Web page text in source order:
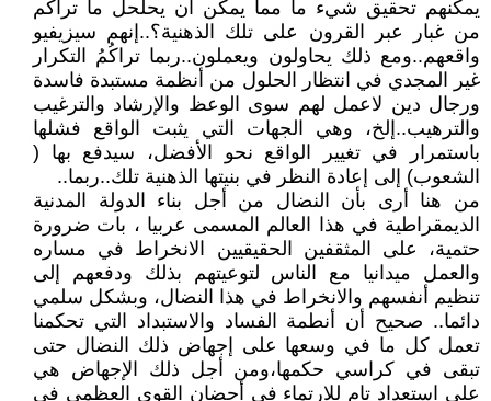
يمكنهم تحقيق شيء ما مما يمكن أن يحلحل ما تراكم
من غبار عبر القرون على تلك الذهنية؟..إنهم سيزيفيو
واقعهم..ومع ذلك يحاولون ويعملون..ربما تراكُمُ التكرار
غير المجدي في انتظار الحلول من أنظمة مستبدة فاسدة
ورجال دين لاعمل لهم سوى الوعظ والإرشاد والترغيب
والترهيب..إلخ، وهي الجهات التي يثبت الواقع فشلها
باستمرار في تغيير الواقع نحو الأفضل، سيدفع بها (
الشعوب) إلى إعادة النظر في بنيتها الذهنية تلك..ربما..
من هنا أرى بأن النضال من أجل بناء الدولة المدنية
الديمقراطية في هذا العالم المسمى عربيا ، بات ضرورة
حتمية، على المثقفين الحقيقيين الانخراط في مساره
والعمل ميدانيا مع الناس لتوعيتهم بذلك ودفعهم إلى
تنظيم أنفسهم والانخراط في هذا النضال، وبشكل سلمي
دائما.. صحيح أن أنطمة الفساد والاستبداد التي تحكمنا
تعمل كل ما في وسعها على إجهاض ذلك النضال حتى
تبقى في كراسي حكمها،ومن أجل ذلك الإجهاض هي
على استعداد تام للارتماء في أحضان القوى العظمى في